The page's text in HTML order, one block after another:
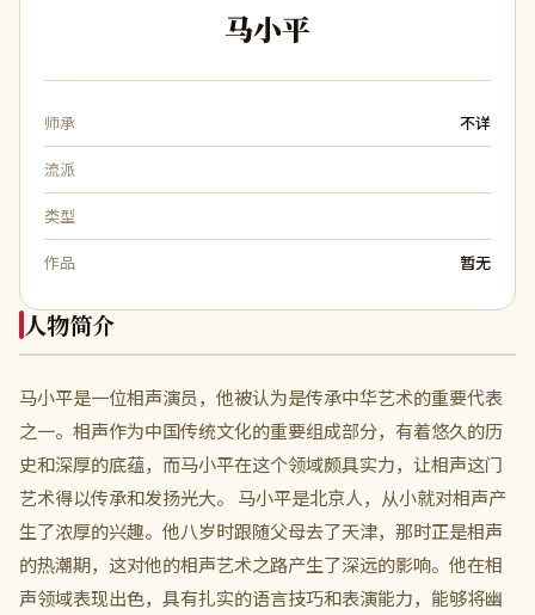
马 马小平
师承 不详
流派
类型
作品 暂无
人物简介
马小平是一位相声演员，他被认为是传承中华艺术的重要代表
之一。相声作为中国传统文化的重要组成部分，有着悠久的历
史和深厚的底蕴，而马小平在这个领域颇具实力，让相声这门
艺术得以传承和发扬光大。 马小平是北京人，从小就对相声产
生了浓厚的兴趣。他八岁时跟随父母去了天津，那时正是相声
的热潮期，这对他的相声艺术之路产生了深远的影响。他在相
声领域表现出色，具有扎实的语言技巧和表演能力，能够将幽